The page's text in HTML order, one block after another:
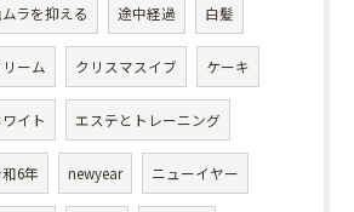
ラを抑える 途中経過 白髪
リーム クリスマスイブ ケーキ
イト エステとトレーニング
6年 newyear ニューイヤー